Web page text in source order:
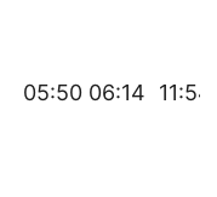
05:50 06:14 11:54